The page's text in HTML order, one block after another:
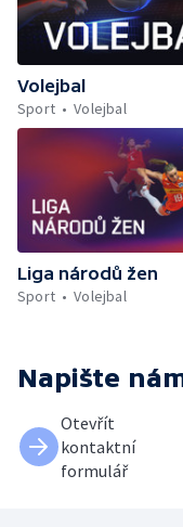
Volejbal
Sport
Volejbal
Liga národů žen
Sport
Volejbal
Napište
Otevřít
kontaktní
formulář